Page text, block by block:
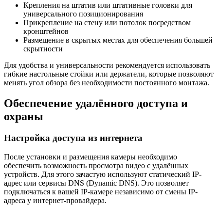
Крепления на штатив или штативные головки для
универсального позиционирования
Прикрепление на стену или потолок посредством
кронштейнов
Размещение в скрытых местах для обеспечения большей
скрытности
Для удобства и универсальности рекомендуется использовать
гибкие настольные стойки или держатели, которые позволяют
менять угол обзора без необходимости постоянного монтажа.
Обеспечение удалённого доступа и
охраны
Настройка доступа из интернета
После установки и размещения камеры необходимо
обеспечить возможность просмотра видео с удалённых
устройств. Для этого зачастую используют статический IP-
адрес или сервисы DNS (Dynamic DNS). Это позволяет
подключаться к вашей IP-камере независимо от смены IP-
адреса у интернет-провайдера.